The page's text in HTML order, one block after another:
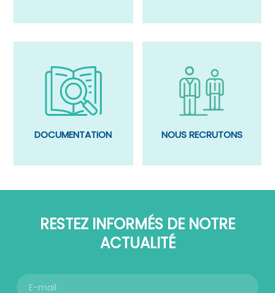
DOCUMENTATION NOUS RECRUTONS
RESTEZ INFORMÉS DE NOTRE
ACTUALITÉ